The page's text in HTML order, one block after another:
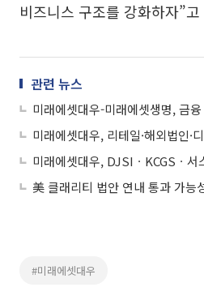
비즈니스 구조를 강화하자”
관련 뉴스
#미래에셋대우